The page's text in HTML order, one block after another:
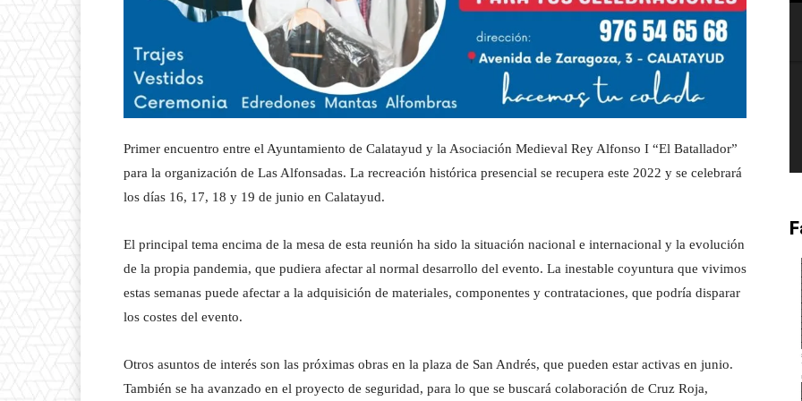
Primer encuentro entre el Ayuntamiento de Calatayud y la Asociación Medieval Rey Alfonso I “El Batallador”
para la organización de Las Alfonsadas. La recreación histórica presencial se recupera este 2022 y se celebrará
los días 16, 17, 18 y 19 de junio en Calatayud.
El principal tema encima de la mesa de esta reunión ha sido la situación nacional e internacional y la evolución
de la propia pandemia, que pudiera afectar al normal desarrollo del evento. La inestable coyuntura que vivimos
estas semanas puede afectar a la adquisición de materiales, componentes y contrataciones, que podría disparar
los costes del evento.
Otros asuntos de interés son las próximas obras en la plaza de San Andrés, que pueden estar activas en junio.
También se ha avanzado en el proyecto de seguridad, para lo que se buscará colaboración de Cruz Roja,